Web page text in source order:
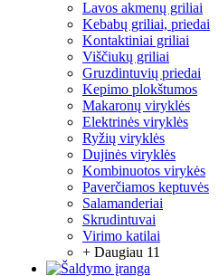
Lavos akmenų griliai
Kebabų griliai, priedai
Kontaktiniai griliai
Viščiukų griliai
Gruzdintuvių priedai
Kepimo plokštumos
Makaronų viryklės
Elektrinės viryklės
Ryžių viryklės
Dujinės viryklės
Kombinuotos virykės
Paverčiamos keptuvės
Salamanderiai
Skrudintuvai
Virimo katilai
+ Daugiau 11